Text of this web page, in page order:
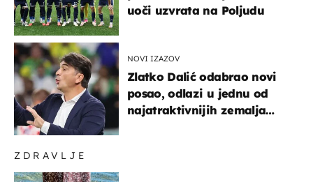
ZDRAVLJE
uoči uzvrata na Poljudu
NOVI IZAZOV
Zlatko Dalić odabrao novi
posao, odlazi u jednu od
najatraktivnijih zemalja